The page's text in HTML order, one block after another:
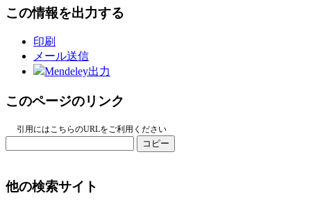
この情報を出力する
印刷
メール送信
Mendeley出力
このページのリンク
引用にはこちらのURLをご利用ください
コピー
他の検索サイト